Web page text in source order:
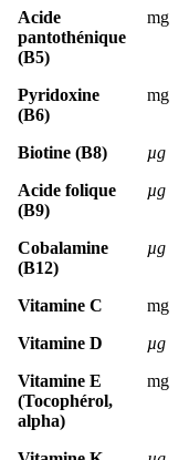
Acide
pantothénique
(B5)
mg
Pyridoxine
(B6)
mg
Biotine (B8) µg
Acide folique
(B9)
µg
Cobalamine
(B12)
µg
Vitamine C mg
Vitamine D
µg
Vitamine E
(Tocophérol,
alpha)
mg